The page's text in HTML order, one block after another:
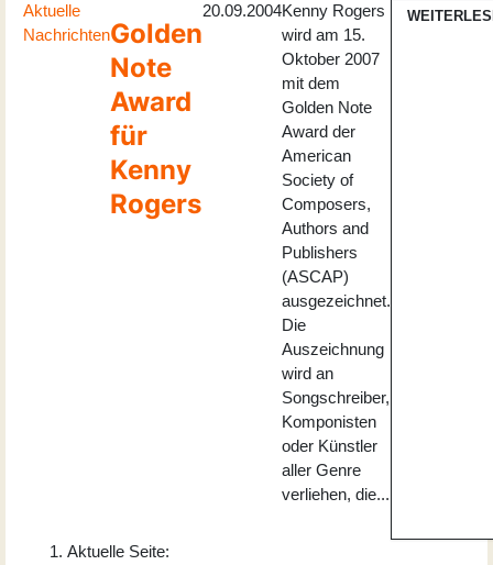
Aktuelle
NachrichtenGolden
Note
Award
für
Kenny
Rogers
20.09.2004Kenny Rogers
wird am 15.
Oktober 2007
mit dem
Golden Note
Award der
American
Society of
Composers,
Authors and
Publishers
(ASCAP)
ausgezeichnet.
Die
Auszeichnung
wird an
Songschreiber,
Komponisten
oder Künstler
aller Genre
verliehen, die...
Aktuelle Seite: